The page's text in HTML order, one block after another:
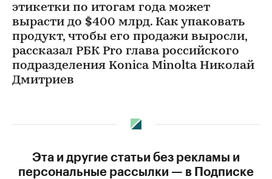
этикетки по итогам года может
вырасти до $400 млрд. Как упаковать
продукт, чтобы его продажи выросли,
рассказал РБК Pro глава российского
подразделения Konica Minolta Николай
Дмитриев
Эта и другие статьи без рекламы и
персональные рассылки — в Подписке